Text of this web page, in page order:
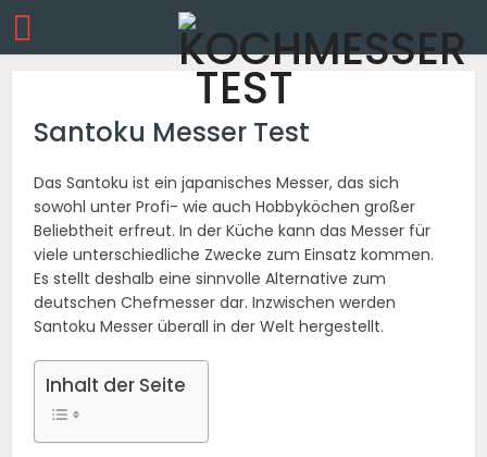
Santoku Messer Test
Das Santoku ist ein japanisches Messer, das sich
sowohl unter Profi- wie auch Hobbyköchen großer
Beliebtheit erfreut. In der Küche kann das Messer für
viele unterschiedliche Zwecke zum Einsatz kommen.
Es stellt deshalb eine sinnvolle Alternative zum
deutschen Chefmesser dar. Inzwischen werden
Santoku Messer überall in der Welt hergestellt.
Inhalt der Seite